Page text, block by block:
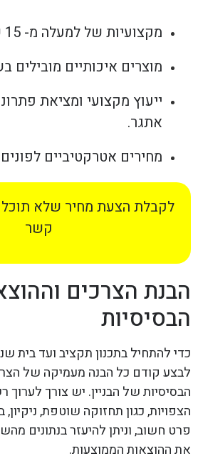
מקצועיות של למעלה מ- 15 שנה.
מוצרים איכותיים מובילים
ייעוץ מקצועי ומציאת
אתגר.
מחירים אטרקטיביים
לקבלת הצעת מחיר שלא תוכלו
קשר
הבנת הצרכים
הבסיסיות
כדי להתחיל בתכנון תקציב ועד בית
לבצע קודם כל הבנה מעמיקה של
הבסיסיות של הבניין. יש צורך
הצפויות, כגון תחזוקה שוטפת,
פרט חשוב, וניתן להיעזר בנתונים
את ההוצאות הממוצעות.